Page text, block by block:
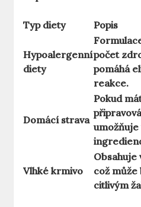
Typ diety Popis
Hypoalergenní
diety
počet
pomáhá
reakce.
Domácí strava
Pokud
Vlhké krmivo
Obsahuje
což může
citlivým